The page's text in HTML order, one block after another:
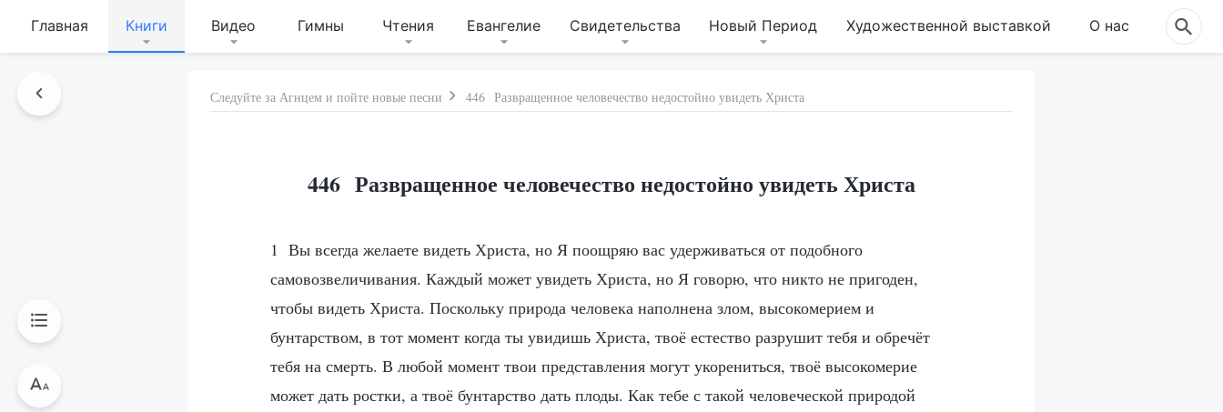
Главная Книги Видео Гимны Чтения Евангелие Свидетельства Новый Период Художественной выставкой О нас
Следуйте за Агнцем и пойте новые песни 446 Развращенное человечество недостойно увидеть Христа
446 Развращенное человечество недостойно увидеть Христа
1 Вы всегда желаете видеть Христа, но Я поощряю вас удерживаться от подобного
самовозвеличивания. Каждый может увидеть Христа, но Я говорю, что никто не пригоден,
чтобы видеть Христа. Поскольку природа человека наполнена злом, высокомерием и
бунтарством, в тот момент когда ты увидишь Христа, твоё естество разрушит тебя и обречёт
тебя на смерть. В любой момент твои представления могут укорениться, твоё высокомерие
может дать ростки, а твоё бунтарство дать плоды. Как тебе с такой человеческой природой